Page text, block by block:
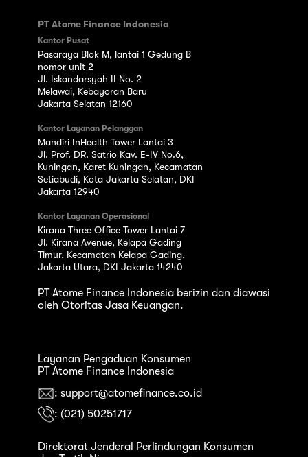
PT Atome Finance Indonesia
Kantor Pusat
Pasaraya Blok M, lantai 1 Gedung B
nomor unit 2
Jl. Iskandarsyah II No. 2
Melawai, Kebayoran Baru
Jakarta Selatan 12160
Kantor Layanan Pelanggan
Mandiri InHealth Tower Lantai 3
Jl. Prof. DR. Satrio Kav. E-IV No.6,
Kuningan, Karet Kuningan, Kecamatan
Setiabudi, Kota Jakarta Selatan, DKI
Jakarta 12940
Kantor Layanan Operasional
Kirana Three Office Tower Lantai 7
Jl. Kirana Avenue, Kelapa Gading
Timur, Kecamatan Kelapa Gading,
Jakarta Utara, DKI Jakarta 14240
PT Atome Finance Indonesia berizin dan diawasi
oleh Otoritas Jasa Keuangan.
Layanan Pengaduan Konsumen
PT Atome Finance Indonesia
: support@atomefinance.co.id
: (021) 50251717
Direktorat Jenderal Perlindungan Konsumen